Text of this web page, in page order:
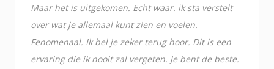
Maar het is uitgekomen. Echt waar. ik sta verstelt
over wat je allemaal kunt zien en voelen.
Fenomenaal. Ik bel je zeker terug hoor. Dit is een
ervaring die ik nooit zal vergeten. Je bent de beste.